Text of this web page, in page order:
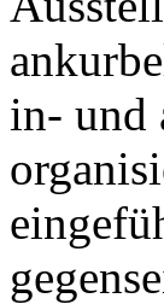
in- und